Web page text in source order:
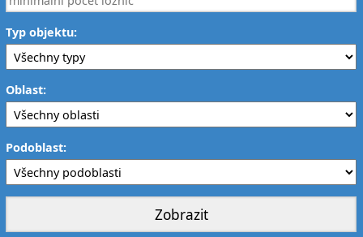
Typ objektu:
Oblast:
Podoblast: